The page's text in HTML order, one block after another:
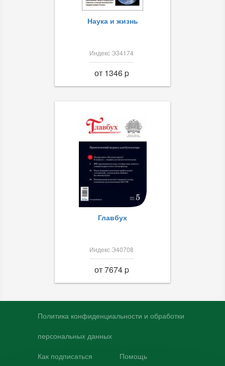
Наука и жизнь
Индекс Э34174
от 1346 p
Главбух
Индекс Э40708
от 7674 p
Политика конфиденциальности и обработки
персональных данных
Как подписаться Помощь